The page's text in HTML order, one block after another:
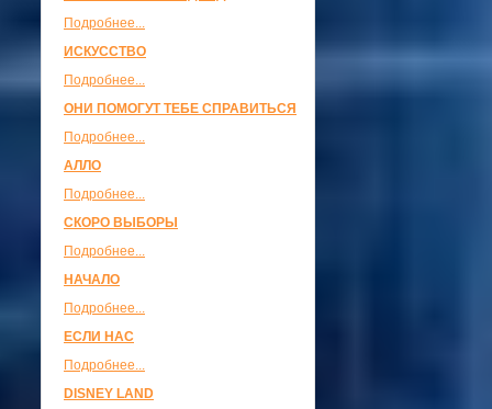
Подробнее...
ИСКУССТВО
Подробнее...
ОНИ ПОМОГУТ ТЕБЕ СПРАВИТЬСЯ
Подробнее...
АЛЛО
Подробнее...
СКОРО ВЫБОРЫ
Подробнее...
НАЧАЛО
Подробнее...
ЕСЛИ НАС
Подробнее...
DISNEY LAND